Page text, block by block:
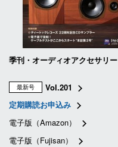
季刊・オーディオアクセサリー
最新号
Vol.201
定期購読お申込み
電子版（Amazon）
電子版（Fujisan）